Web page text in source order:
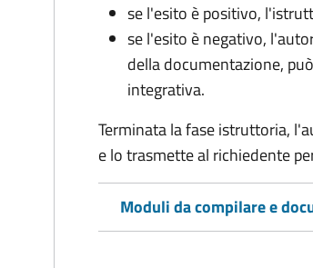
se l'esito è positivo,
se l'esito è negativo,
della documentazione,
integrativa.
Terminata la fase istruttoria,
e lo trasmette al richiedente
Moduli da compilare e